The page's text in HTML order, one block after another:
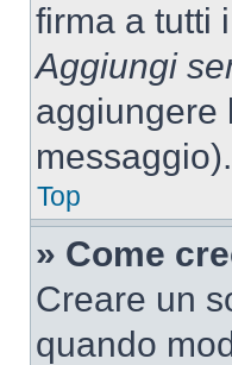
firma a tutti
Aggiungi
aggiungere
messaggio).
Top
» Come
Creare un
quando